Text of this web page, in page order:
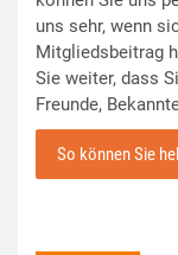
uns sehr, wenn
Mitgliedsbeitrag
Sie weiter, dass
Freunde,
So können Sie